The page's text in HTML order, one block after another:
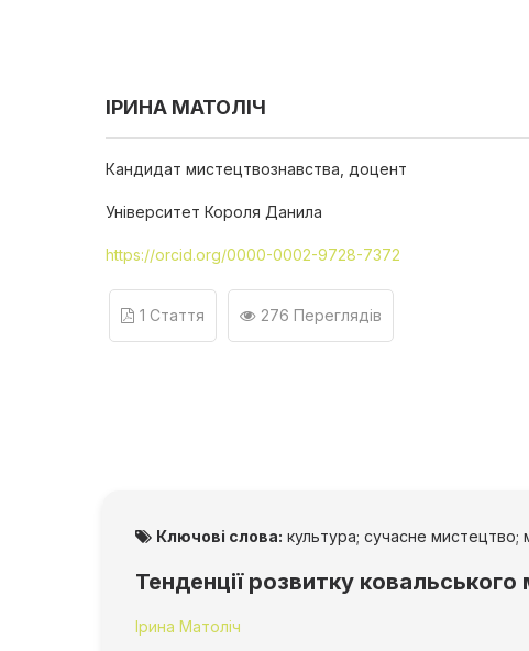
ІРИНА МАТОЛІЧ
Кандидат мистецтвознавства, доцент
Університет Короля Данила
https://orcid.org/0000-0002-9728-7372
1 Стаття 276 Переглядів
Ключові слова: культура; сучасне мистецтво;
Тенденції розвитку
Ірина Матоліч